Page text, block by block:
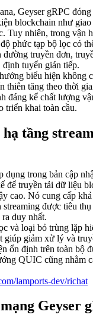
Geyser gRPC
blockchain như
Tuy nhiên, trong vận
phức tạp bộ lọc có
đường truyền đơn,
tuyến gián tiếp.
biểu hiện không
thiên tăng theo thời
đáng kể chất lượng
triển khai toàn cầu.
tầng
dụng trong bản cập
để truyền tải dữ liệu
cao. Nó cung cấp
streaming được tiêu
duy nhất.
và loại bỏ trùng lặp
giúp giảm xử lý và
ổn định trên toàn bộ
QUIC cũng nhằm
lamports-dev/richat
Geyser